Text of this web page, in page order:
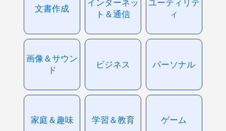
文書作成
インターネッ
ト＆通信
ユーティリテ
ィ
画像＆サウン
ド
ビジネス パーソナル
家庭＆趣味 学習＆教育 ゲーム